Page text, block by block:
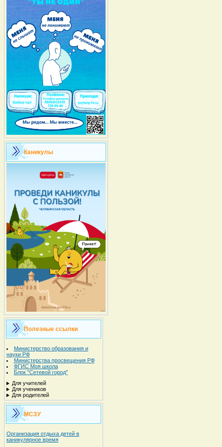
Каникулы
Полезные ссылки
Министерство образования и
науки РФ
Министерства просвещения РФ
ФГИС Моя школа
Блок "Сетевой город"
Для учителей
Для учеников
Для родителей
МСЗУ
Организация отдыха детей в
каникулярное время